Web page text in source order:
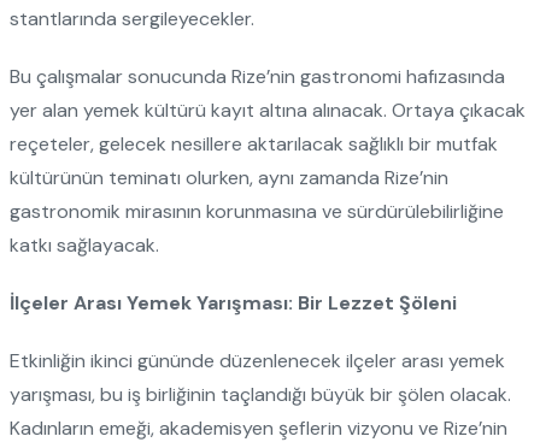
stantlarında sergileyecekler.
Bu çalışmalar sonucunda Rize’nin gastronomi hafızasında
yer alan yemek kültürü kayıt altına alınacak. Ortaya çıkacak
reçeteler, gelecek nesillere aktarılacak sağlıklı bir mutfak
kültürünün teminatı olurken, aynı zamanda Rize’nin
gastronomik mirasının korunmasına ve sürdürülebilirliğine
katkı sağlayacak.
İlçeler Arası Yemek Yarışması: Bir Lezzet Şöleni
Etkinliğin ikinci gününde düzenlenecek ilçeler arası yemek
yarışması, bu iş birliğinin taçlandığı büyük bir şölen olacak.
Kadınların emeği, akademisyen şeflerin vizyonu ve Rize’nin